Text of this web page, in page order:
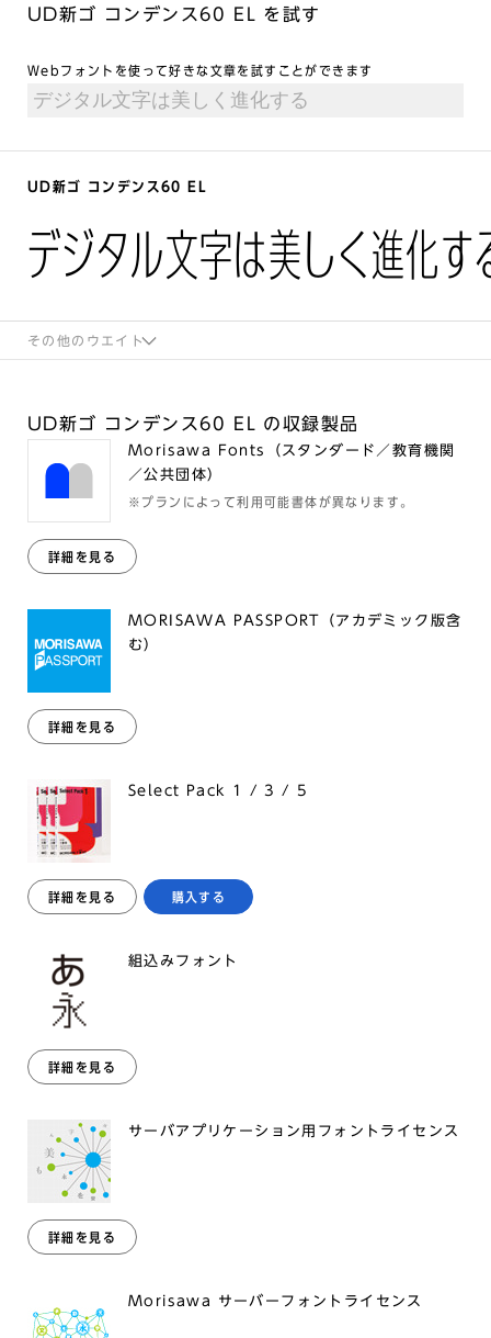
UD新ゴ コンデンス60 EL を試す
Webフォントを使って好きな文章を試すことができます
UD新ゴ コンデンス60 EL
デジタル文字は美しく進化す
その他のウエイト
UD新ゴ コンデンス60 EL の収録製品
Morisawa Fonts（スタンダード／教育機関
／公共団体）
※プランによって利用可能書体が異なります。
詳細を見る
MORISAWA PASSPORT（アカデミック版含
む）
詳細を見る
Select Pack 1 / 3 / 5
詳細を見る 購入する
組込みフォント
詳細を見る
サーバアプリケーション用フォントライセンス
詳細を見る
Morisawa サーバーフォントライセンス